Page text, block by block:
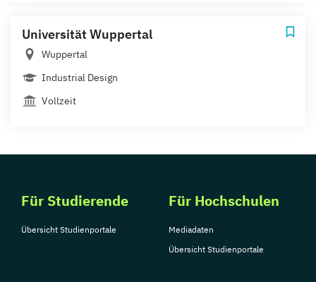
Universität Wuppertal
Wuppertal
Industrial Design
Vollzeit
Für Studierende
Übersicht Studienportale
Für Hochschulen
Mediadaten
Übersicht Studienportale